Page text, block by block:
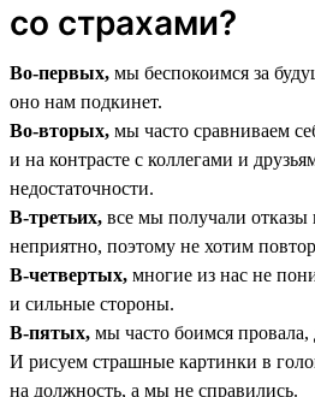
со страхами?
Во-первых, мы беспокоимся за
оно нам подкинет.
Во-вторых, мы часто сравниваем
и на контрасте с коллегами и
недостаточности.
В-третьих, все мы получали отказы
неприятно, поэтому не хотим
В-четвертых, многие из нас не
и сильные стороны.
В-пятых, мы часто боимся
И рисуем страшные картинки в
на должность, а мы не справились.